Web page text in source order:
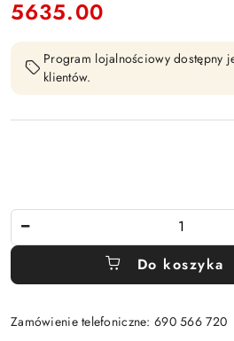
Cena:
5635.00
Program lojalnościowy dostępny
klientów.
Do koszyka
Zamówienie telefoniczne: 690 566 720